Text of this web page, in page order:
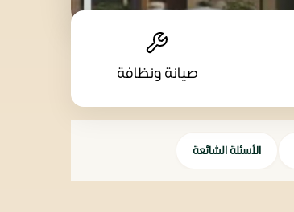
صيانة ونظافة
الأسئلة الشائعة